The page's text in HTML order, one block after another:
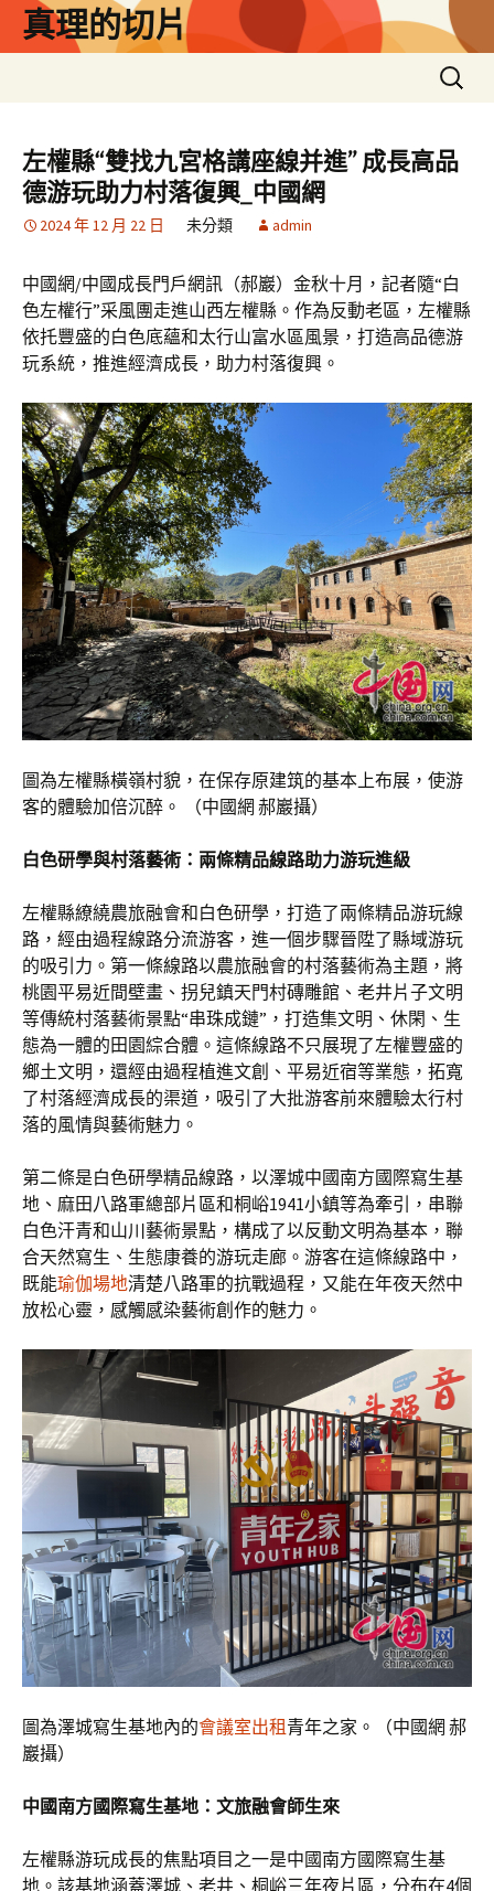
真理的切片
搜
尋
鍵
字:
左權縣“雙找九宮格講座線并進” 成長高品
德游玩助力村落復興_中國網
2024 年 12 月 22 日 未分類 admin
中國網/中國成長門戶網訊（郝巖）金秋十月，記者隨“白
色左權行”采風團走進山西左權縣。作為反動老區，左權縣
依托豐盛的白色底蘊和太行山富水區風景，打造高品德游
玩系統，推進經濟成長，助力村落復興。
圖為左權縣橫嶺村貌，在保存原建筑的基本上布展，使游
客的體驗加倍沉醉。 （中國網 郝巖攝）
白色研學與村落藝術：兩條精品線路助力游玩進級
左權縣繚繞農旅融會和白色研學，打造了兩條精品游玩線
路，經由過程線路分流游客，進一個步驟晉陞了縣域游玩
的吸引力。第一條線路以農旅融會的村落藝術為主題，將
桃園平易近間壁畫、拐兒鎮天門村磚雕館、老井片子文明
等傳統村落藝術景點“串珠成鏈”，打造集文明、休閑、生
態為一體的田園綜合體。這條線路不只展現了左權豐盛的
鄉土文明，還經由過程植進文創、平易近宿等業態，拓寬
了村落經濟成長的渠道，吸引了大批游客前來體驗太行村
落的風情與藝術魅力。
第二條是白色研學精品線路，以澤城中國南方國際寫生基
地、麻田八路軍總部片區和桐峪1941小鎮等為牽引，串聯
白色汗青和山川藝術景點，構成了以反動文明為基本，聯
合天然寫生、生態康養的游玩走廊。游客在這條線路中，
既能瑜伽場地清楚八路軍的抗戰過程，又能在年夜天然中
放松心靈，感觸感染藝術創作的魅力。
圖為澤城寫生基地內的會議室出租 青年之家。（中國網 郝
巖攝）
中國南方國際寫生基地：文旅融會師生來
左權縣游玩成長的焦點項目之一是中國南方國際寫生基
地。該基地涵蓋澤城、老井、桐峪三年夜片區，分布在4個